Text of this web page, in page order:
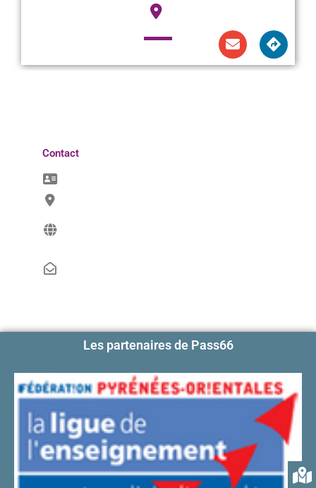
Contact
Les partenaires de Pass66